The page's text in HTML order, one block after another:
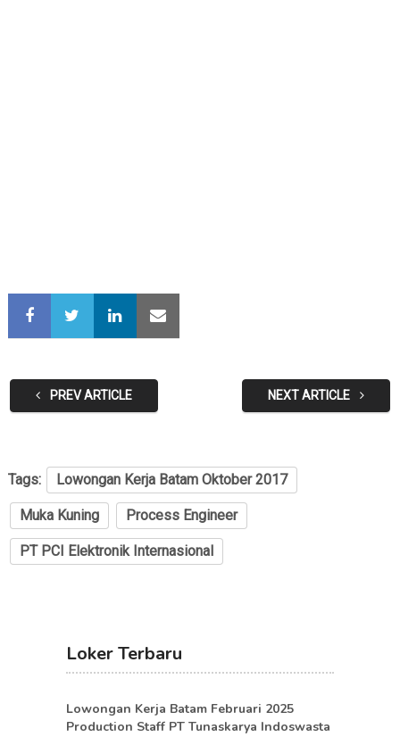
PREV ARTICLE NEXT ARTICLE
Tags: Lowongan Kerja Batam Oktober 2017
Muka Kuning Process Engineer
PT PCI Elektronik Internasional
Loker Terbaru
Lowongan Kerja Batam Februari 2025
Production Staff PT Tunaskarya Indoswasta